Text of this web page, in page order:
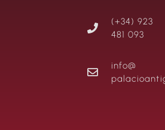
(+34) 923
481 093
info@